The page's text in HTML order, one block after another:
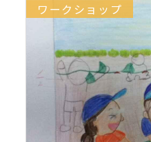
ワークショップ